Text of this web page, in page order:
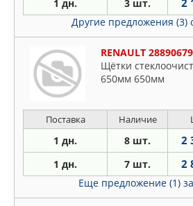
1 дн. 3 шт. 2
Другие предложения (3)
RENAULT
Щётки
650мм 650мм
Поставка Наличие
1 дн. 8 шт. 2
1 дн. 7 шт. 2
Еще предложение (1)